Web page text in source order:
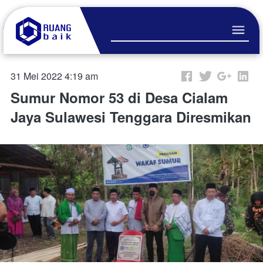
31 Mei 2022 4:19 am
Sumur Nomor 53 di Desa Cialam
Jaya Sulawesi Tenggara Diresmikan